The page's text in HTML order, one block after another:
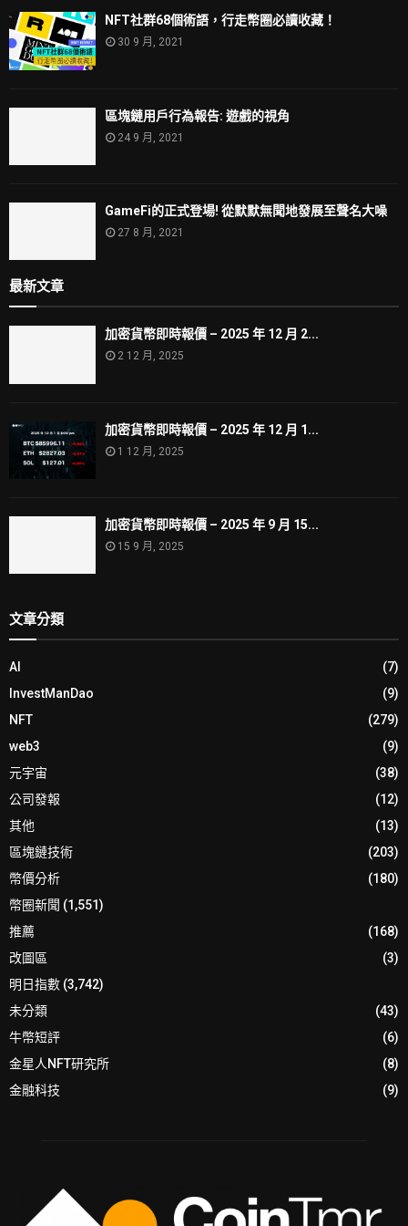
NFT社群68個術語，行走幣圈必讀收藏！
30 9 月, 2021
區塊鏈用戶行為報告: 遊戲的視角
24 9 月, 2021
GameFi的正式登場! 從默默無聞地發展至聲名大噪
27 8 月, 2021
最新文章
加密貨幣即時報價 – 2025 年 12 月 2...
2 12 月, 2025
加密貨幣即時報價 – 2025 年 12 月 1...
1 12 月, 2025
加密貨幣即時報價 – 2025 年 9 月 15...
15 9 月, 2025
文章分類
AI
(7)
InvestManDao
(9)
NFT
(279)
web3
(9)
元宇宙
(38)
公司發報
(12)
其他
(13)
區塊鏈技術
(203)
幣價分析
(180)
幣圈新聞 (1,551)
推薦
(168)
改圖區
(3)
明日指數 (3,742)
未分類
(43)
牛幣短評
(6)
金星人NFT研究所
(8)
金融科技
(9)